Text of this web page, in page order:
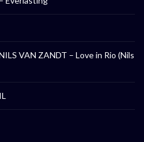
VAN ZANDT – Love in Rio (Nils